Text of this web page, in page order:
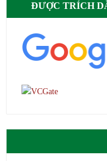
ĐƯỢC TRÍCH